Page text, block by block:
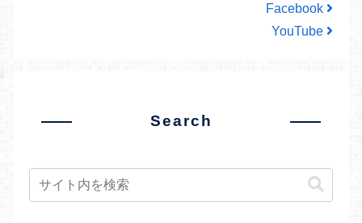
Facebook
YouTube
Search